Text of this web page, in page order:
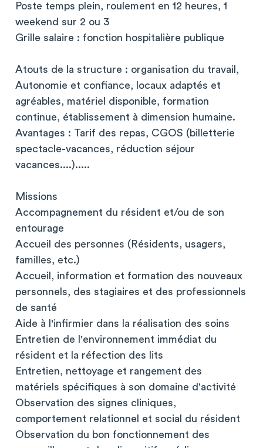
Poste temps plein, roulement en 12 heures, 1
weekend sur 2 ou 3
Grille salaire : fonction hospitalière publique
Atouts de la structure : organisation du travail,
Autonomie et confiance, locaux adaptés et
agréables, matériel disponible, formation
continue, établissement à dimension humaine.
Avantages : Tarif des repas, CGOS (billetterie
spectacle-vacances, réduction séjour
vacances....).....
Missions
Accompagnement du résident et/ou de son
entourage
Accueil des personnes (Résidents, usagers,
familles, etc.)
Accueil, information et formation des nouveaux
personnels, des stagiaires et des professionnels
de santé
Aide à l'infirmier dans la réalisation des soins
Entretien de l'environnement immédiat du
résident et la réfection des lits
Entretien, nettoyage et rangement des
matériels spécifiques à son domaine d'activité
Observation des signes cliniques,
comportement relationnel et social du résident
Observation du bon fonctionnement des